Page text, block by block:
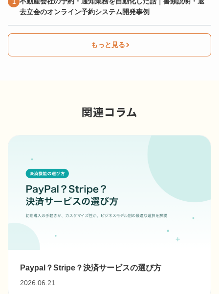
去立会のオンライン予約システム開発事例
もっと見る
関連コラム
Paypal？Stripe？決済サービスの選び方
2026.06.21